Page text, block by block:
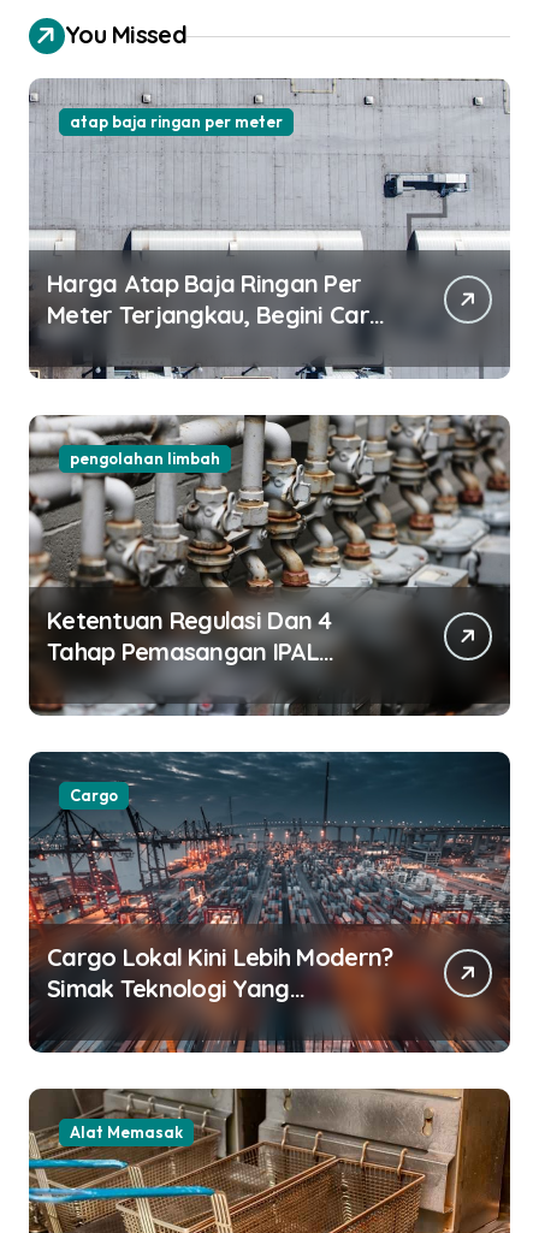
You Missed
atap baja ringan per meter
Harga Atap Baja Ringan Per
Meter Terjangkau, Begini Cara
Pilihnya!
pengolahan limbah
Ketentuan Regulasi Dan 4
Tahap Pemasangan IPAL
Restoran
Cargo
Cargo Lokal Kini Lebih Modern?
Simak Teknologi Yang
Digunakan
Alat Memasak